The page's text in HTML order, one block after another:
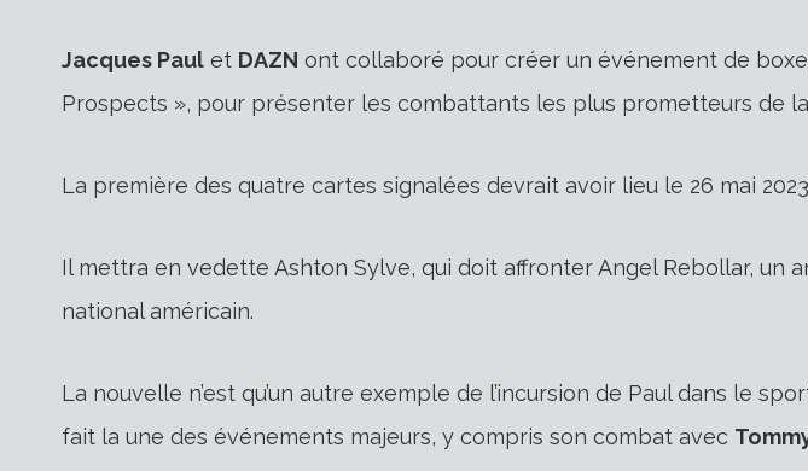
Jacques Paul et DAZN ont collaboré pour créer un événement de
Prospects », pour présenter les combattants les plus prometteurs de
La première des quatre cartes signalées devrait avoir lieu le 26 mai
Il mettra en vedette Ashton Sylve, qui doit affronter Angel Rebollar, un
national américain.
La nouvelle n’est qu’un autre exemple de l’incursion de Paul dans le
fait la une des événements majeurs, y compris son combat avec